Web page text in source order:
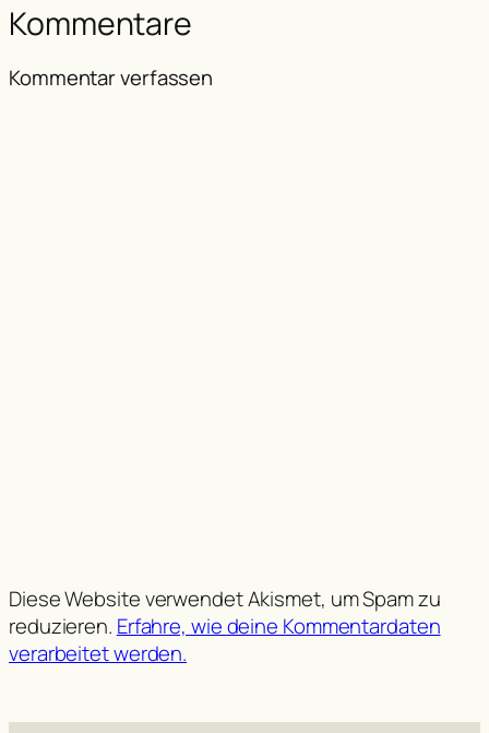
Kommentare
Kommentar verfassen
Diese Website verwendet Akismet, um Spam zu
reduzieren. Erfahre, wie deine Kommentardaten
verarbeitet werden.